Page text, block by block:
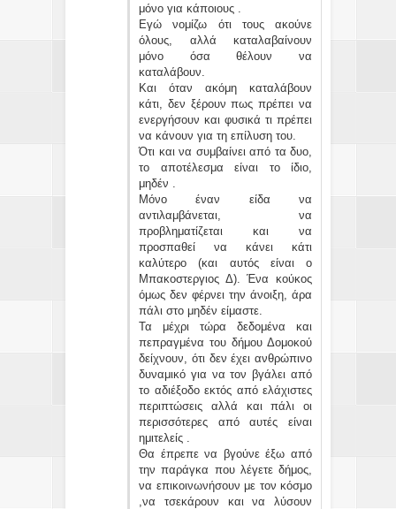
μόνο για κάποιους .
Εγώ νομίζω ότι τους ακούνε
όλους, αλλά καταλαβαίνουν
μόνο όσα θέλουν να
καταλάβουν.
Και όταν ακόμη καταλάβουν
κάτι, δεν ξέρουν πως πρέπει να
ενεργήσουν και φυσικά τι πρέπει
να κάνουν για τη επίλυση του.
Ότι και να συμβαίνει από τα δυο,
το αποτέλεσμα είναι το ίδιο,
μηδέν .
Μόνο έναν είδα να
αντιλαμβάνεται, να
προβληματίζεται και να
προσπαθεί να κάνει κάτι
καλύτερο (και αυτός είναι ο
Μπακοστεργιος Δ). Ένα κούκος
όμως δεν φέρνει την άνοιξη, άρα
πάλι στο μηδέν είμαστε.
Τα μέχρι τώρα δεδομένα και
πεπραγμένα του δήμου Δομοκού
δείχνουν, ότι δεν έχει ανθρώπινο
δυναμικό για να τον βγάλει από
το αδιέξοδο εκτός από ελάχιστες
περιπτώσεις αλλά και πάλι οι
περισσότερες από αυτές είναι
ημιτελείς .
Θα έπρεπε να βγούνε έξω από
την παράγκα που λέγετε δήμος,
να επικοινωνήσουν με τον κόσμο
,να τσεκάρουν και να λύσουν